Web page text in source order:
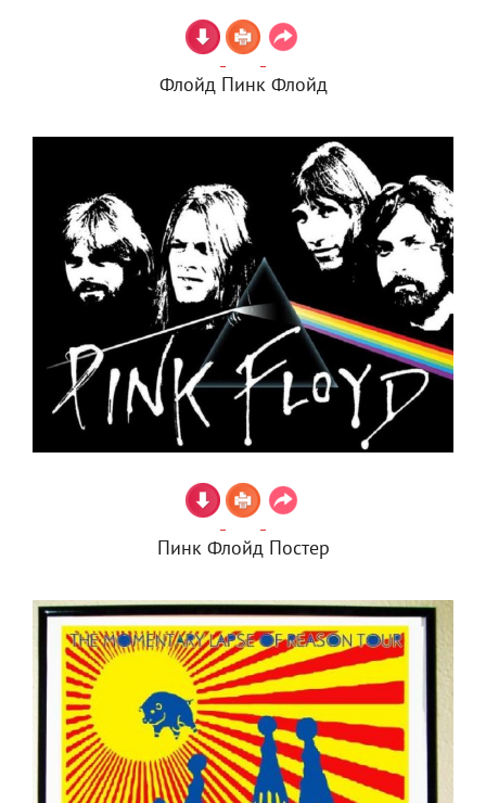
Флойд Пинк Флойд
Пинк Флойд Постер